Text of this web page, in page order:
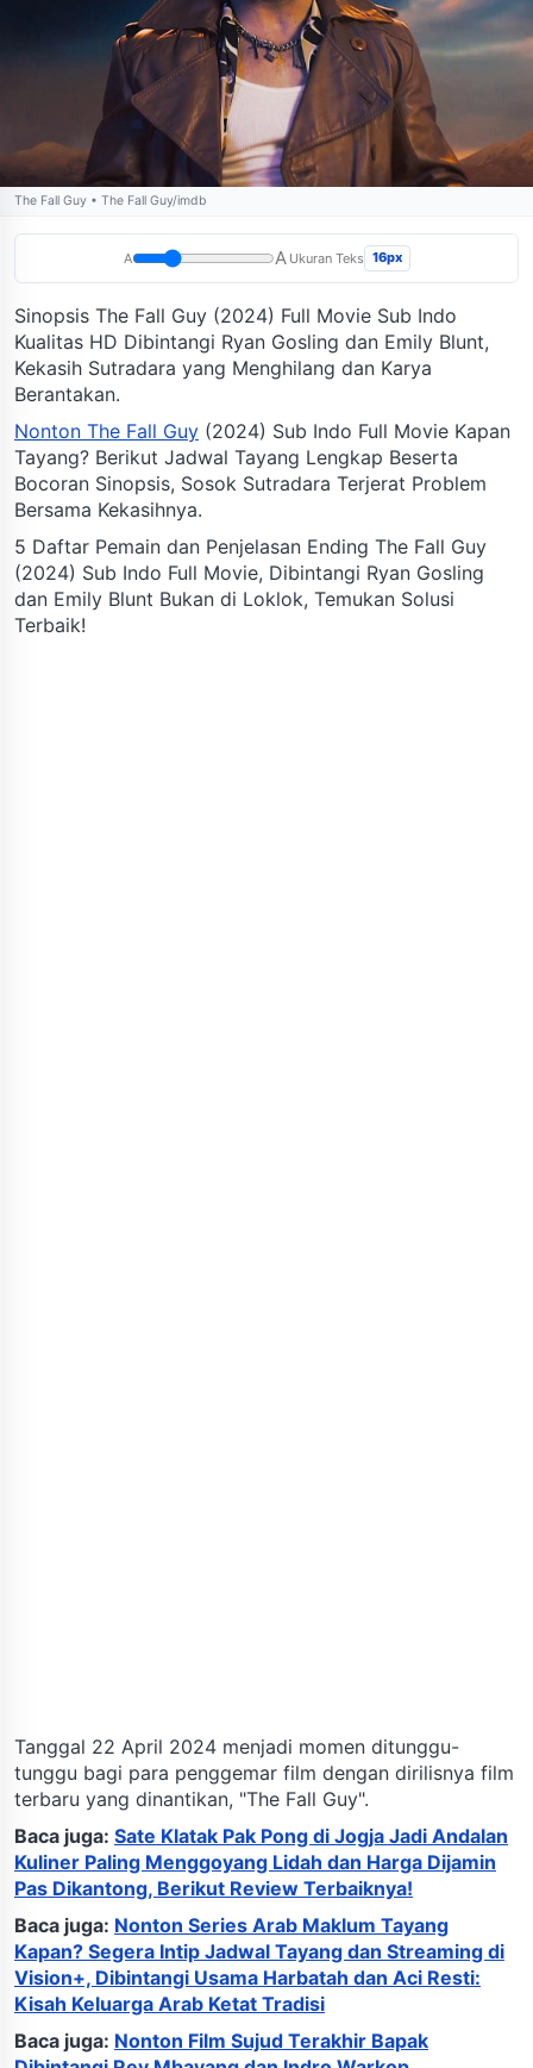
The Fall Guy • The Fall Guy/imdb
A A Ukuran Teks 16px
Sinopsis The Fall Guy (2024) Full Movie Sub Indo
Kualitas HD Dibintangi Ryan Gosling dan Emily Blunt,
Kekasih Sutradara yang Menghilang dan Karya
Berantakan.
Nonton The Fall Guy (2024) Sub Indo Full Movie Kapan
Tayang? Berikut Jadwal Tayang Lengkap Beserta
Bocoran Sinopsis, Sosok Sutradara Terjerat Problem
Bersama Kekasihnya.
5 Daftar Pemain dan Penjelasan Ending The Fall Guy
(2024) Sub Indo Full Movie, Dibintangi Ryan Gosling
dan Emily Blunt Bukan di Loklok, Temukan Solusi
Terbaik!
Tanggal 22 April 2024 menjadi momen ditunggu-
tunggu bagi para penggemar film dengan dirilisnya film
terbaru yang dinantikan, "The Fall Guy".
Baca juga: Sate Klatak Pak Pong di Jogja Jadi Andalan
Kuliner Paling Menggoyang Lidah dan Harga Dijamin
Pas Dikantong, Berikut Review Terbaiknya!
Baca juga: Nonton Series Arab Maklum Tayang
Kapan? Segera Intip Jadwal Tayang dan Streaming di
Vision+, Dibintangi Usama Harbatah dan Aci Resti:
Kisah Keluarga Arab Ketat Tradisi
Baca juga: Nonton Film Sujud Terakhir Bapak